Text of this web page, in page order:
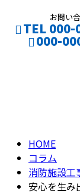
お問い
TEL
000-
HOME
コラム
消防施設工
安心を生み